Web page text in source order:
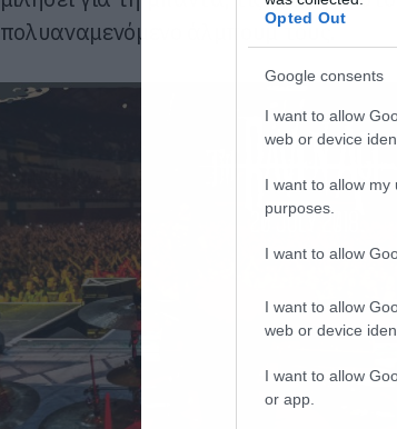
Opted Out
Google consents
I want to allow
web or device
I want to allow
purposes.
I want to allow
I want to allow
web or device
I want to allow
or app.
πολυαναμενόμενο άλμπουμ τους.